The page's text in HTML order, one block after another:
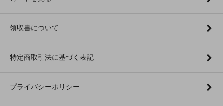
領収書について
特定商取引法に基づく表記
プライバシーポリシー